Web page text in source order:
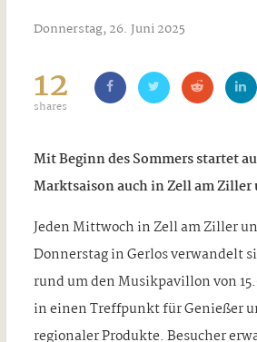
Donnerstag, 26. Juni 2025
12
shares
Mit Beginn des Sommers startet
Marktsaison auch in Zell am Ziller
Jeden Mittwoch in Zell am Ziller
Donnerstag in Gerlos verwandelt
rund um den Musikpavillon von
in einen Treffpunkt für Genießer
regionaler Produkte. Besucher